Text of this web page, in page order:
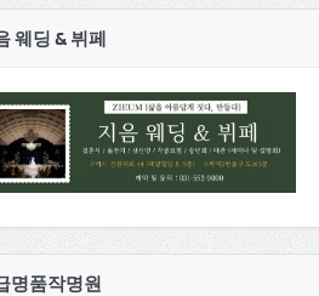
웨딩 & 뷔페
명품작명원